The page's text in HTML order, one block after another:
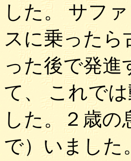
した。 サフ
スに乗った
った後で発
て、 これで
した。２歳
で）いました